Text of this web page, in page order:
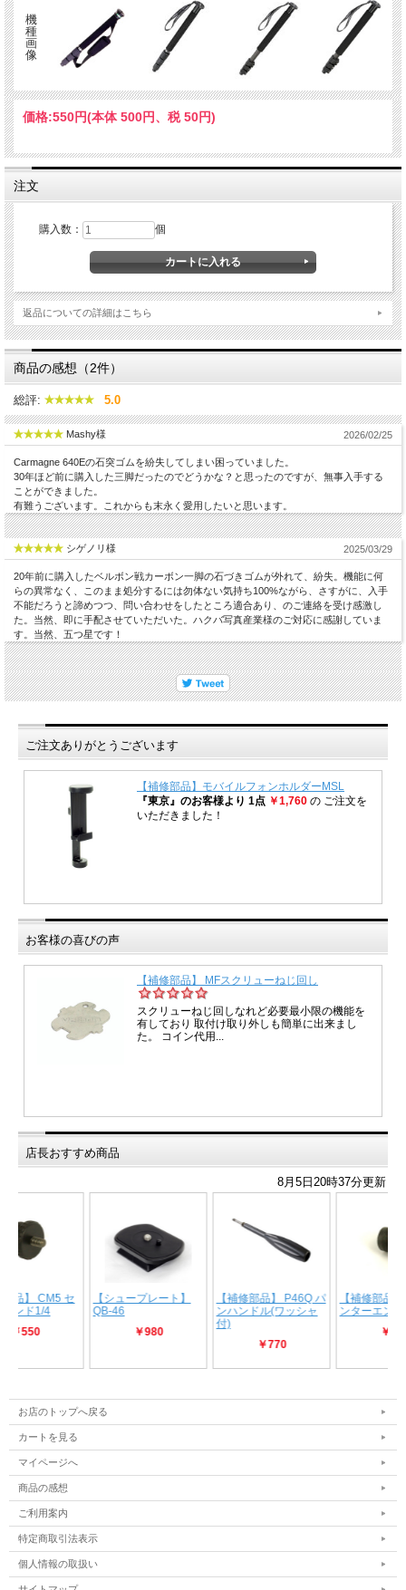
機
種
画
像
価格:550円(本体 500円、税 50円)
注文
購入数： 個
返品についての詳細はこちら
商品の感想（2件）
総評: 5.0
Mashy様 2026/02/25
Carmagne 640Eの石突ゴムを紛失してしまい困っていました。
30年ほど前に購入した三脚だったのでどうかな？と思ったのですが、無事入手する
ことができました。
有難うございます。これからも末永く愛用したいと思います。
シゲノリ様 2025/03/29
20年前に購入したベルボン戦カーボン一脚の石づきゴムが外れて、紛失。機能に何
らの異常なく、このまま処分するには勿体ない気持ち100%ながら、さすがに、入手
不能だろうと諦めつつ、問い合わせをしたところ適合あり、のご連絡を受け感激し
た。当然、即に手配させていただいた。ハクバ写真産業様のご対応に感謝していま
す。当然、五つ星です！
ご注文ありがとうございます
お客様の喜びの声
店長おすすめ商品
お店のトップへ戻る
カートを見る
マイページへ
商品の感想
ご利用案内
特定商取引法表示
個人情報の取扱い